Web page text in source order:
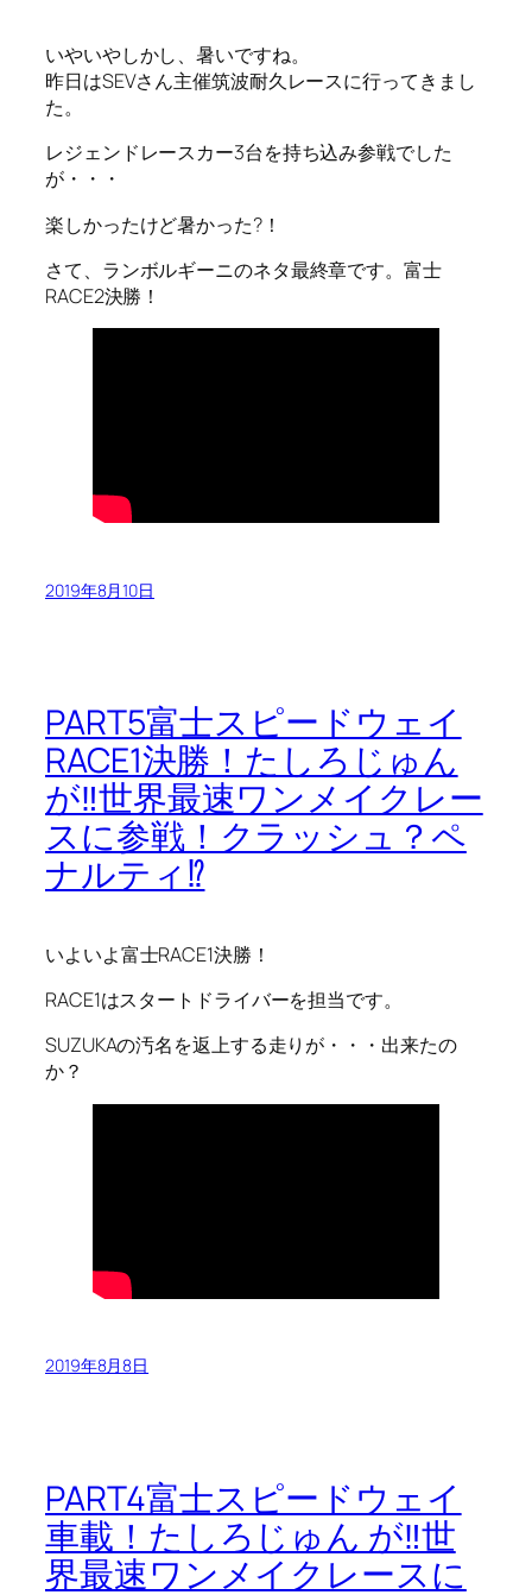
いやいやしかし、暑いですね。
昨日はSEVさん主催筑波耐久レースに行ってきまし
た。
レジェンドレースカー3台を持ち込み参戦でした
が・・・
楽しかったけど暑かった?！
さて、ランボルギーニのネタ最終章です。富士
RACE2決勝！
2019年8月10日
PART5富士スピードウェイ
RACE1決勝！たしろじゅん
が‼世界最速ワンメイクレー
スに参戦！クラッシュ？ペ
ナルティ⁉
いよいよ富士RACE1決勝！
RACE1はスタートドライバーを担当です。
SUZUKAの汚名を返上する走りが・・・出来たの
か？
2019年8月8日
PART4富士スピードウェイ
車載！たしろじゅん が‼世
界最速ワンメイクレースに